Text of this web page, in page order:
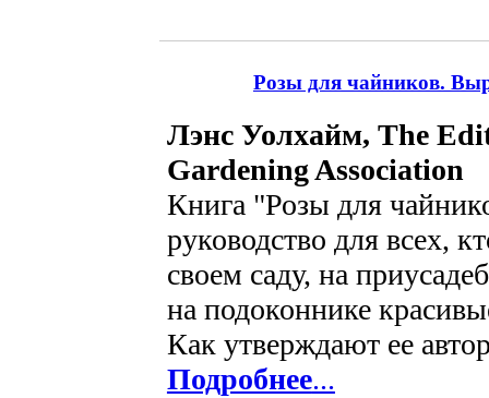
Розы для чайников.
Лэнс Уолхайм, The
Gardening Association
Книга "Розы для
руководство для всех,
своем саду, на
на подоконнике
Как утверждают ее
Подробнее...